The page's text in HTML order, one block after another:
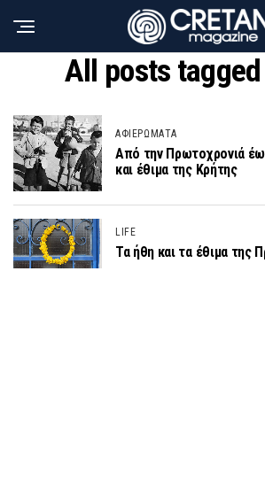
All posts
ΑΦΙΕΡΩΜΑΤΑ
Από την Πρωτοχρονιά
και έθιμα της Κρήτης
LIFE
Τα ήθη και τα έθιμα της